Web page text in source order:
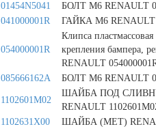
01454N5041
БОЛТ М6 RENAULT
041000001R
ГАЙКА М6 RENAULT
054000001R
Клипса
крепления бампера,
RENAULT
085666162A
БОЛТ М6 RENAULT
1102601M02
ШАЙБА ПОД
RENAULT
1102631X00
ШАЙБА (МЕТ)